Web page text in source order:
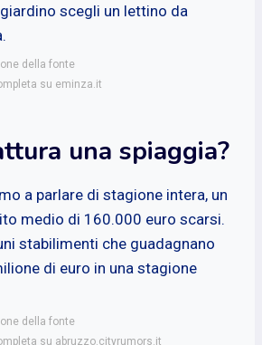
scegli un lettino da
della fonte
su eminza.it
una spiaggia?
a parlare di stagione intera, un
medio di 160.000 euro scarsi.
stabilimenti che guadagnano
di euro in una stagione
della fonte
su abruzzo.cityrumors.it